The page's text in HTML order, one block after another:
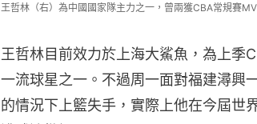
王哲林（右）為中國國家隊主力之一，曾兩獲CBA常規賽
王哲林目前效力於上海大鯊魚，為上季
一流球星之一。不過周一面對福建潯興
的情況下上籃失手，實際上他在今屆世